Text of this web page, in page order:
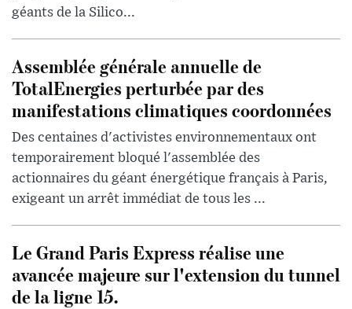
géants de la Silico...
Assemblée générale annuelle de
TotalEnergies perturbée par des
manifestations climatiques coordonnées
Des centaines d'activistes environnementaux ont
temporairement bloqué l'assemblée des
actionnaires du géant énergétique français à Paris,
exigeant un arrêt immédiat de tous les ...
Le Grand Paris Express réalise une
avancée majeure sur l'extension du tunnel
de la ligne 15.